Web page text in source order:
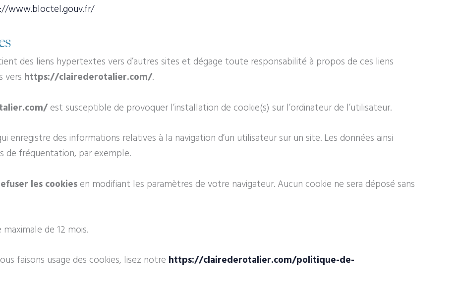
www.bloctel.gouv.fr/
des liens hypertextes vers d’autres sites et dégage toute responsabilité à propos de ces liens
vers https://clairederotalier.com/.
est susceptible de provoquer l’installation de cookie(s) sur l’ordinateur de l’utilisateur.
des informations relatives à la navigation d’un utilisateur sur un site. Les données ainsi
de fréquentation, par exemple.
les cookies en modifiant les paramètres de votre navigateur. Aucun cookie ne sera déposé sans
maximale de12 mois.
faisons usage des cookies, lisez notre https://clairederotalier.com/politique-de-